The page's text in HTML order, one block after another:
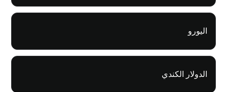
اليورو
الدولار الكندي